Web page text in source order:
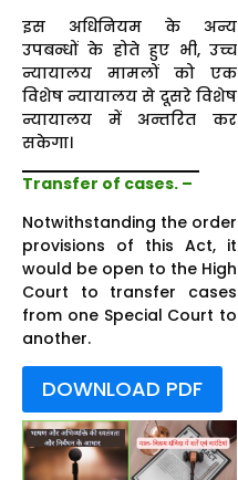
इस अधिनियम के अन्य
उपबन्धों के होते हुए भी, उच्च
न्यायालय मामलों को एक
विशेष न्यायालय से दूसरे विशेष
न्यायालय में अन्तरित कर
सकेगा।
Transfer of cases. –
Notwithstanding the order
provisions of this Act, it
would be open to the High
Court to transfer cases
from one Special Court to
another.
DOWNLOAD PDF